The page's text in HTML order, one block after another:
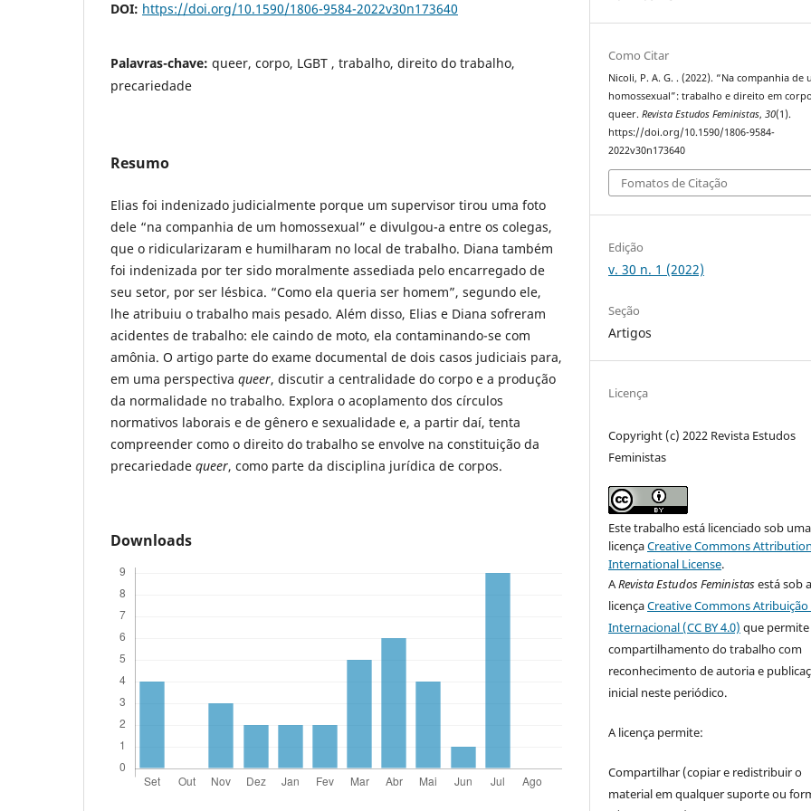
DOI: https://doi.org/10.1590/1806-9584-2022v30n173640
Palavras-chave: queer, corpo, LGBT , trabalho, direito do trabalho,
precariedade
Resumo
Elias foi indenizado judicialmente porque um supervisor tirou uma foto
dele “na companhia de um homossexual” e divulgou-a entre os colegas,
que o ridicularizaram e humilharam no local de trabalho. Diana também
foi indenizada por ter sido moralmente assediada pelo encarregado de
seu setor, por ser lésbica. “Como ela queria ser homem”, segundo ele,
lhe atribuiu o trabalho mais pesado. Além disso, Elias e Diana sofreram
acidentes de trabalho: ele caindo de moto, ela contaminando-se com
amônia. O artigo parte do exame documental de dois casos judiciais para,
em uma perspectiva queer, discutir a centralidade do corpo e a produção
da normalidade no trabalho. Explora o acoplamento dos círculos
normativos laborais e de gênero e sexualidade e, a partir daí, tenta
compreender como o direito do trabalho se envolve na constituição da
precariedade queer, como parte da disciplina jurídica de corpos.
Downloads
Como Citar
Nicoli, P. A. G. . (2022). “Na companhia de
homossexual”: trabalho e direito em corpo
queer.Revista Estudos Feministas,30(1).
https://doi.org/10.1590/1806-9584-
2022v30n173640
Fomatos de Citação
Edição
v. 30 n. 1 (2022)
Seção
Artigos
Licença
Copyright (c) 2022 Revista Estudos
Feministas
Este trabalho está licenciado sob uma
licençaCreative Commons
International License.
ARevista Estudos Feministasestá sob a
licençaCreative Commons Atribuição
Internacional (CC BY 4.0) que
compartilhamento do trabalho com
reconhecimento de autoria e
inicial neste periódico.
A licença permite:
Compartilhar (copiar e redistribuir o
material em qualquer suporte ou